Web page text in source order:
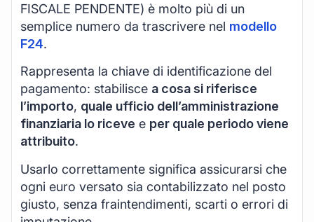
FISCALE PENDENTE) è molto più di un
semplice numero da trascrivere nel modello
F24.
Rappresenta la chiave di identificazione del
pagamento: stabilisce a cosa si riferisce
l’importo, quale ufficio dell’amministrazione
finanziaria lo riceve e per quale periodo viene
attribuito.
Usarlo correttamente significa assicurarsi che
ogni euro versato sia contabilizzato nel posto
giusto, senza fraintendimenti, scarti o errori di